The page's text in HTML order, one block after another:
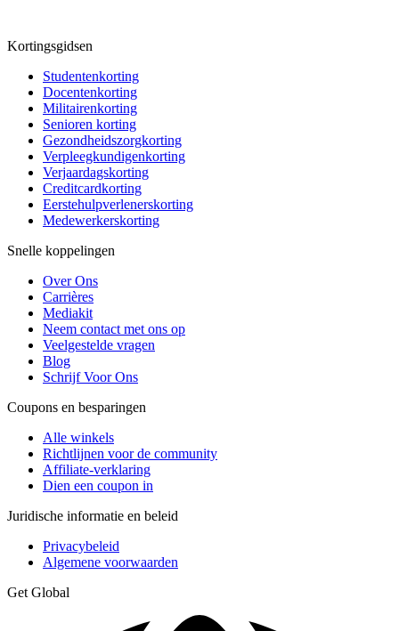
Kortingsgidsen
Studentenkorting
Docentenkorting
Militairenkorting
Senioren korting
Gezondheidszorgkorting
Verpleegkundigenkorting
Verjaardagskorting
Creditcardkorting
Eerstehulpverlenerskorting
Medewerkerskorting
Snelle koppelingen
Over Ons
Carrières
Mediakit
Neem contact met ons op
Veelgestelde vragen
Blog
Schrijf Voor Ons
Coupons en besparingen
Alle winkels
Richtlijnen voor de community
Affiliate-verklaring
Dien een coupon in
Juridische informatie en beleid
Privacybeleid
Algemene voorwaarden
Get Global